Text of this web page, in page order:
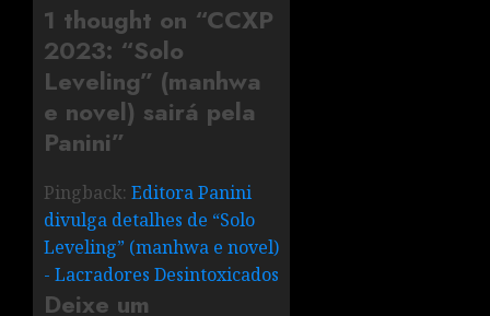
1 thought on “CCXP
2023: “Solo
Leveling” (manhwa
e novel) sairá pela
Panini”
Pingback: Editora Panini
divulga detalhes de “Solo
Leveling” (manhwa e novel)
- Lacradores Desintoxicados
Deixe um